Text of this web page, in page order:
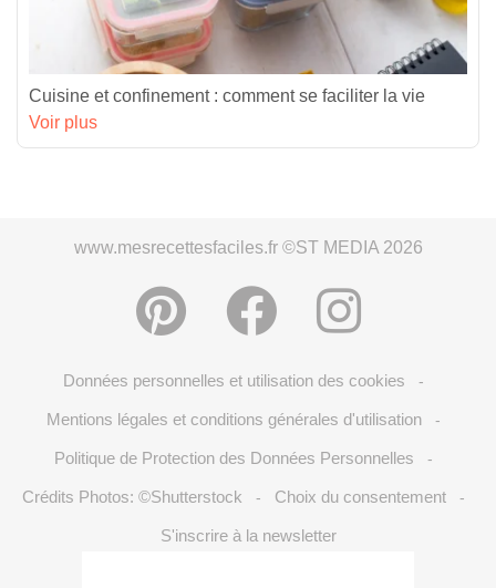
Cuisine et confinement : comment se faciliter la vie
Voir plus
www.mesrecettesfaciles.fr ©ST MEDIA 2026
Données personnelles et utilisation des cookies -
Mentions légales et conditions générales d'utilisation -
Politique de Protection des Données Personnelles -
Crédits Photos: ©Shutterstock - Choix du consentement -
S'inscrire à la newsletter